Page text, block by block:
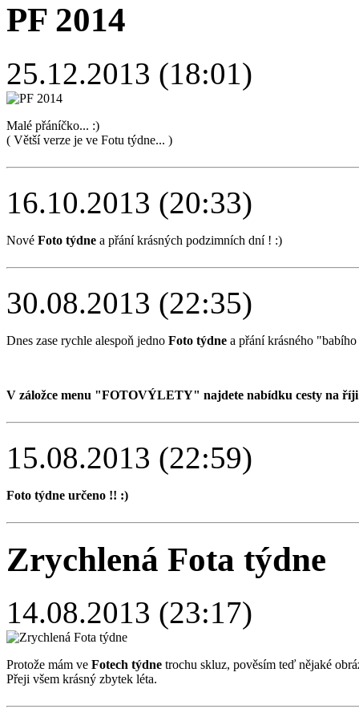
PF 2014
25.12.2013 (18:01)
Malé přáníčko... :)
( Větší verze je ve Fotu týdne... )
16.10.2013 (20:33)
Nové Foto týdne a přání krásných podzimních dní ! :)
30.08.2013 (22:35)
Dnes zase rychle alespoň jedno Foto týdne a přání krásného
V záložce menu "FOTOVÝLETY" najdete nabídku cesty na říji
15.08.2013 (22:59)
Foto týdne určeno !! :)
Zrychlená Fota týdne
14.08.2013 (23:17)
Protože mám ve Fotech týdne trochu skluz, pověsím teď nějaké
Přeji všem krásný zbytek léta.